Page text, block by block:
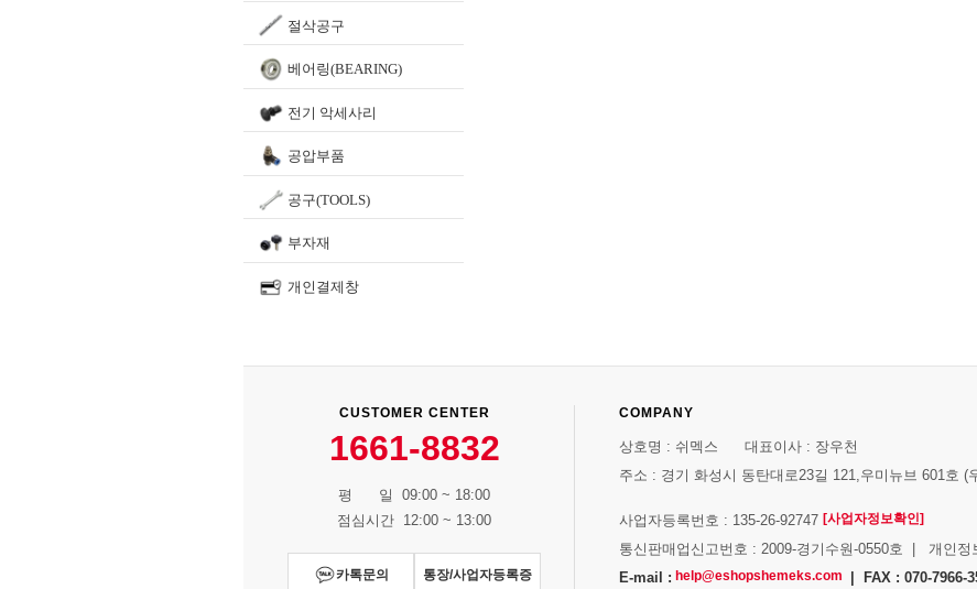
절삭공구
베어링(BEARING)
전기 악세사리
공압부품
공구(TOOLS)
부자재
개인결제창
CUSTOMER CENTER
1661-8832
평 일 09:00 ~ 18:00
점심시간 12:00 ~ 13:00
카톡문의 통장/사업자등록증
COMPANY
상호명 : 쉬멕스 대표이사 : 장우천
주소 : 경기 화성시 동탄대로23길 121,우미뉴브 601호 (
사업자등록번호 : 135-26-92747 [사업자정보확인]
통신판매업신고번호 : 2009-경기수원-0550호 | 개인정
E-mail : help@eshopshemeks.com | FAX : 070-7966-